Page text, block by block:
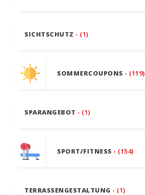
SICHTSCHUTZ - (1)
SOMMERCOUPONS - (119)
SPARANGEBOT - (1)
SPORT/FITNESS - (154)
TERRASSENGESTALTUNG - (1)